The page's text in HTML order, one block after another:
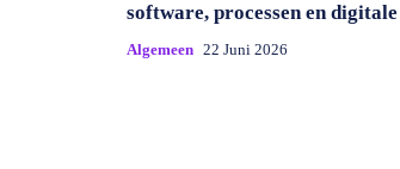
software, processen en digitale
Algemeen 22 Juni 2026